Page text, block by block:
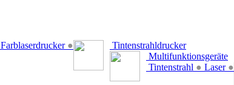
Farblaserdrucker ●
Tintenstrahldrucker
Multifunktionsgeräte
Tintenstrahl ● Laser ●